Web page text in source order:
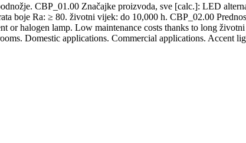
CBP_01.00 Značajke proizvoda, sve [calc.]: LED
boje Ra: ≥ 80. životni vijek: do 10,000 h. CBP_02.00
or halogen lamp. Low maintenance costs thanks to long
Domestic applications. Commercial applications. Accent